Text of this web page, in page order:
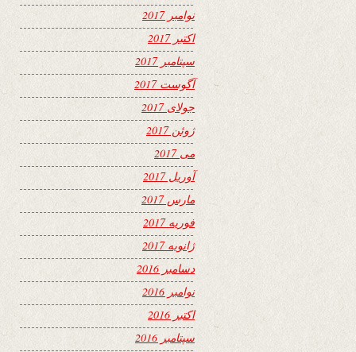
نوامبر 2017
اکتبر 2017
سپتامبر 2017
آگوست 2017
جولای 2017
ژوئن 2017
می 2017
آوریل 2017
مارس 2017
فوریه 2017
ژانویه 2017
دسامبر 2016
نوامبر 2016
اکتبر 2016
سپتامبر 2016